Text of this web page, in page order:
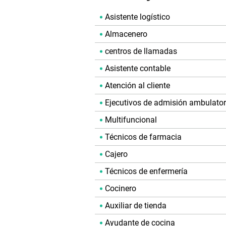
Asistente logístico
Almacenero
centros de llamadas
Asistente contable
Atención al cliente
Ejecutivos de admisión
Multifuncional
Técnicos de farmacia
Cajero
Técnicos de enfermería
Cocinero
Auxiliar de tienda
Ayudante de cocina